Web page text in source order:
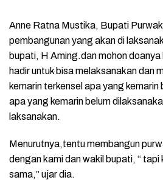
Anne Ratna Mustika, Bupati
pembangunan yang akan di
bupati, H Aming.dan mohon
hadir untuk bisa melaksanakan dan
kemarin terkensel apa yang
apa yang kemarin belum
laksanakan.
Menurutnya,tentu membangun
dengan kami dan wakil bupati, “ tapi
sama,” ujar dia.